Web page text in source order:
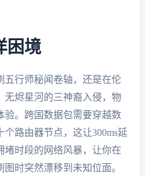
困境
五行师秘闻卷轴，还是在伦
无烬星河的三神裔入侵，物
验。跨国数据包需要穿越数
路由器节点，这让300ms延
堵时段的网络风暴，让你在
时突然漂移到未知位面。